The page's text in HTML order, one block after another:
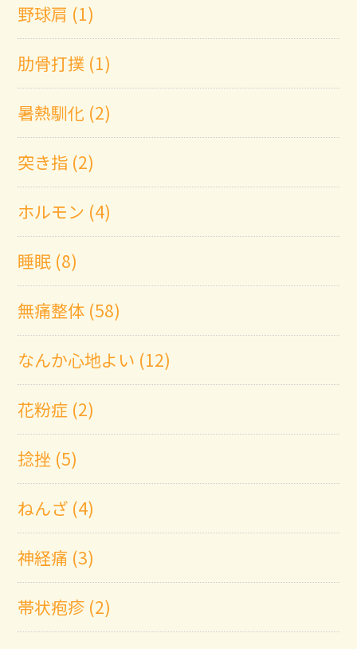
野球肩 (1)
肋骨打撲 (1)
暑熱馴化 (2)
突き指 (2)
ホルモン (4)
睡眠 (8)
無痛整体 (58)
なんか心地よい (12)
花粉症 (2)
捻挫 (5)
ねんざ (4)
神経痛 (3)
帯状疱疹 (2)